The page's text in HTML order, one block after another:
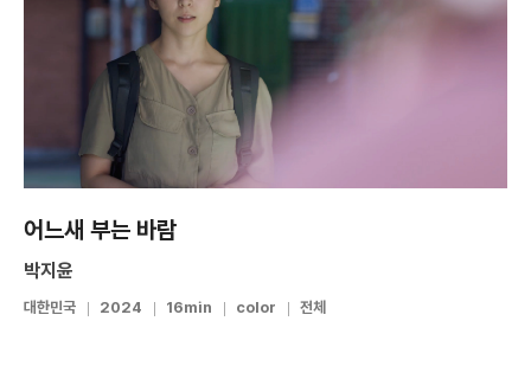
어느새 부는 바람
박지윤
대한민국 2024 16min color 전체